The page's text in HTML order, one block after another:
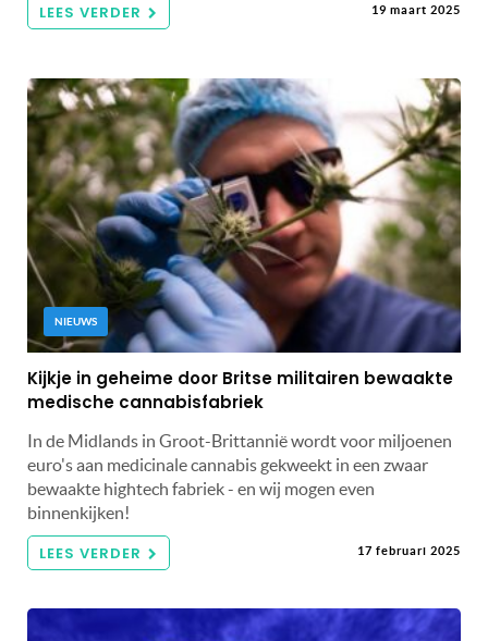
LEES VERDER 19 maart 2025
NIEUWS
Kijkje in geheime door Britse militairen bewaakte
medische cannabisfabriek
In de Midlands in Groot-Brittannië wordt voor miljoenen
euro's aan medicinale cannabis gekweekt in een zwaar
bewaakte hightech fabriek - en wij mogen even
binnenkijken!
LEES VERDER 17 februari 2025